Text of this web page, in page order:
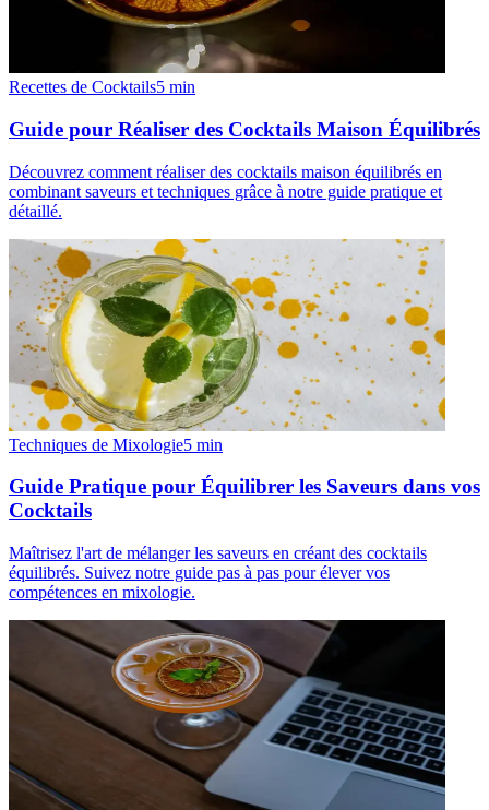
Recettes de Cocktails5 min
Guide pour Réaliser des Cocktails Maison Équilibrés
Découvrez comment réaliser des cocktails maison équilibrés en
combinant saveurs et techniques grâce à notre guide pratique et
détaillé.
Techniques de Mixologie5 min
Guide Pratique pour Équilibrer les Saveurs dans vos
Cocktails
Maîtrisez l'art de mélanger les saveurs en créant des cocktails
équilibrés. Suivez notre guide pas à pas pour élever vos
compétences en mixologie.